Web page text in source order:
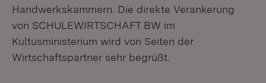
Handwerkskammern. Die direkte Verankerung
von SCHULEWIRTSCHAFT BW im
Kultusministerium wird von Seiten der
Wirtschaftspartner sehr begrüßt.